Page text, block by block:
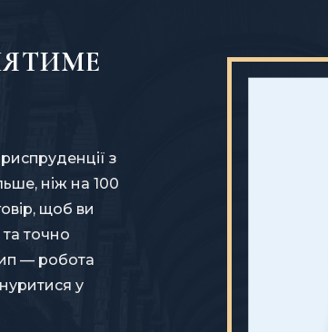
з
ніж на 100
щоб ви
точно
— робота
у